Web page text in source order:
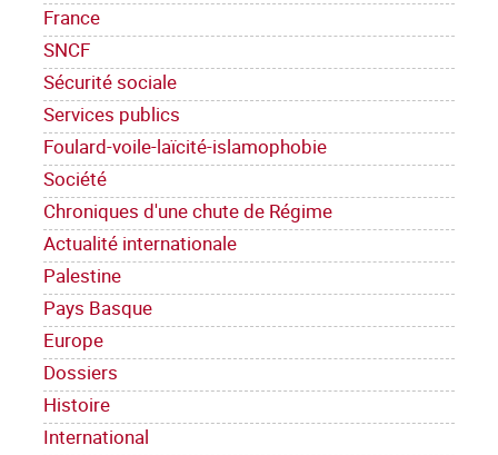
France
SNCF
Sécurité sociale
Services publics
Foulard-voile-laïcité-islamophobie
Société
Chroniques d'une chute de Régime
Actualité internationale
Palestine
Pays Basque
Europe
Dossiers
Histoire
International